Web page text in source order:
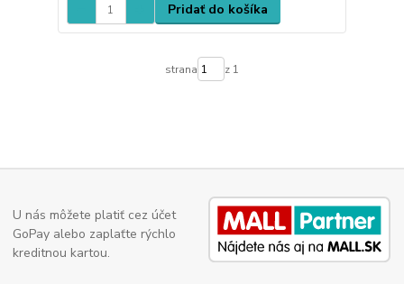
Pridať do košíka
strana z 1
U nás môžete platiť cez účet
GoPay alebo zaplaťte rýchlo
kreditnou kartou.